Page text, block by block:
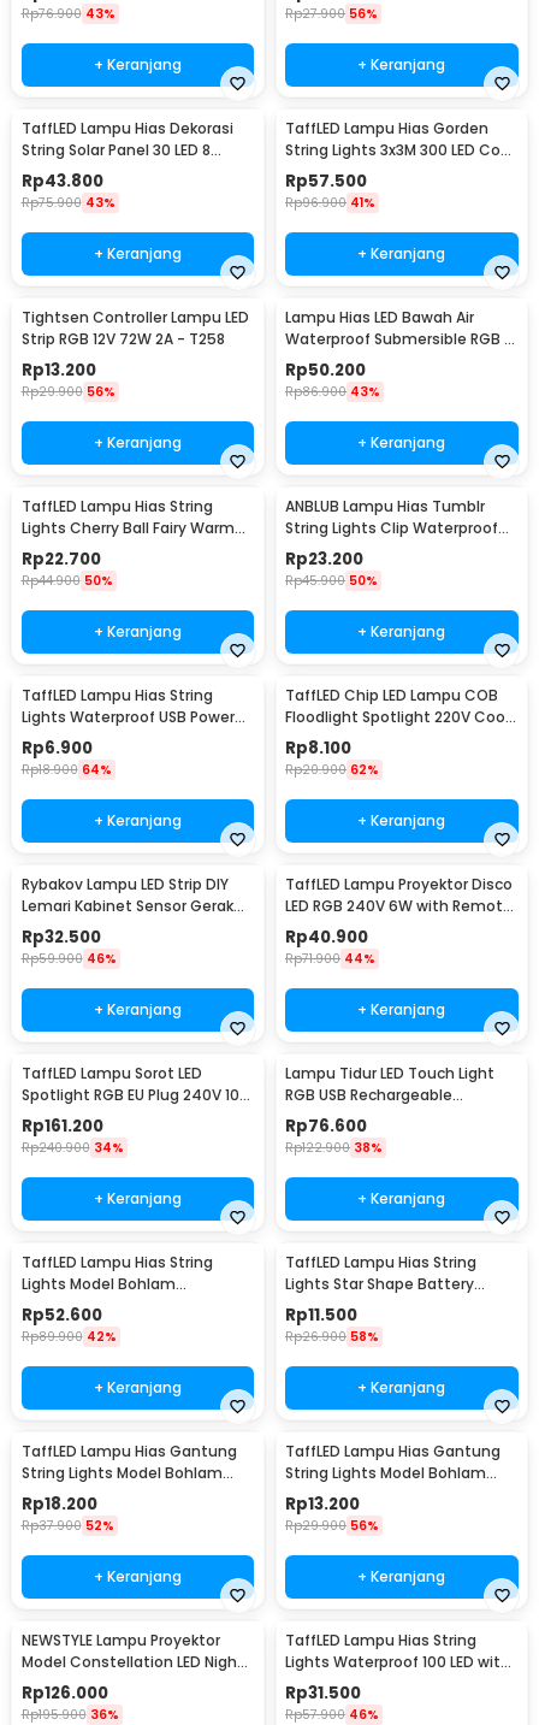
Rp76.900 43%
+ Keranjang
Rp27.900 56%
+ Keranjang
TaffLED Lampu Hias Dekorasi
String Solar Panel 30 LED 8
Mode 6.5M - 896
Rp43.800
Rp75.900 43%
+ Keranjang
TaffLED Lampu Hias Gorden
String Lights 3x3M 300 LED Cool
White 18W - 300L
Rp57.500
Rp96.900 41%
+ Keranjang
Tightsen Controller Lampu LED
Strip RGB 12V 72W 2A - T258
Rp13.200
Rp29.900 56%
+ Keranjang
Lampu Hias LED Bawah Air
Waterproof Submersible RGB 2
PCS with Remote - 13017
Rp50.200
Rp86.900 43%
+ Keranjang
TaffLED Lampu Hias String
Lights Cherry Ball Fairy Warm
White 5M - LY20W
Rp22.700
Rp44.900 50%
+ Keranjang
ANBLUB Lampu Hias Tumblr
String Lights Clip Waterproof
20 LED 2M - 0606
Rp23.200
Rp45.900 50%
+ Keranjang
TaffLED Lampu Hias String
Lights Waterproof USB Power
50 LED 5M - SZ
Rp6.900
Rp18.900 64%
+ Keranjang
TaffLED Chip LED Lampu COB
Floodlight Spotlight 220V Cool
White 6000K 50W - COB4060-
AC220-50
Rp8.100
Rp20.900 62%
+ Keranjang
Rybakov Lampu LED Strip DIY
Lemari Kabinet Sensor Gerak
4.5W 1M - 2835
Rp32.500
Rp59.900 46%
+ Keranjang
TaffLED Lampu Proyektor Disco
LED RGB 240V 6W with Remote
Control - CY-LV-RG
Rp40.900
Rp71.900 44%
+ Keranjang
TaffLED Lampu Sorot LED
Spotlight RGB EU Plug 240V 10W
- L18RG
Rp161.200
Rp240.900 34%
+ Keranjang
Lampu Tidur LED Touch Light
RGB USB Rechargeable
1500mAh 5V 3W - F8-1
Rp76.600
Rp122.900 38%
+ Keranjang
TaffLED Lampu Hias String
Lights Model Bohlam
Waterproof 20 LED 5M - PD039
Rp52.600
Rp89.900 42%
+ Keranjang
TaffLED Lampu Hias String
Lights Star Shape Battery
Power 20 LED 3M - 2G11
Rp11.500
Rp26.900 58%
+ Keranjang
TaffLED Lampu Hias Gantung
String Lights Model Bohlam
Mini Waterproof 6M - ZYD0931
Rp18.200
Rp37.900 52%
+ Keranjang
TaffLED Lampu Hias Gantung
String Lights Model Bohlam
Mini Waterproof 3M - ZYD0931
Rp13.200
Rp29.900 56%
+ Keranjang
NEWSTYLE Lampu Proyektor
Model Constellation LED Night
Light 3W 5V - NL-USB
Rp126.000
Rp195.900 36%
TaffLED Lampu Hias String
Lights Waterproof 100 LED with
Solar Panel - M071
Rp31.500
Rp57.900 46%